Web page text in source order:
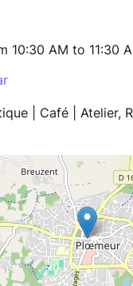
10:30 AM to 11:30
| Café | Atelier,